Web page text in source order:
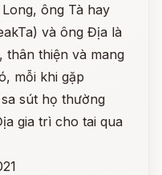
ông Tà hay
và ông Địa là
thân thiện và mang
mỗi khi gặp
sút họ thường
gia trì cho tai qua